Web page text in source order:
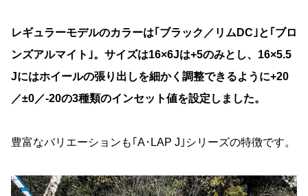
レギュラーモデルのカラーは｢ブラック／リムDC｣と｢ブロ
ンズアルマイト｣。サイズは16×6Jは+5のみとし、16×5.5
Jにはホイールの張り出しを細かく調整できるように+20
／±0／-20の3種類のインセット値を設定しました。
豊富なバリエーションも｢A･LAP J｣シリーズの特徴です。